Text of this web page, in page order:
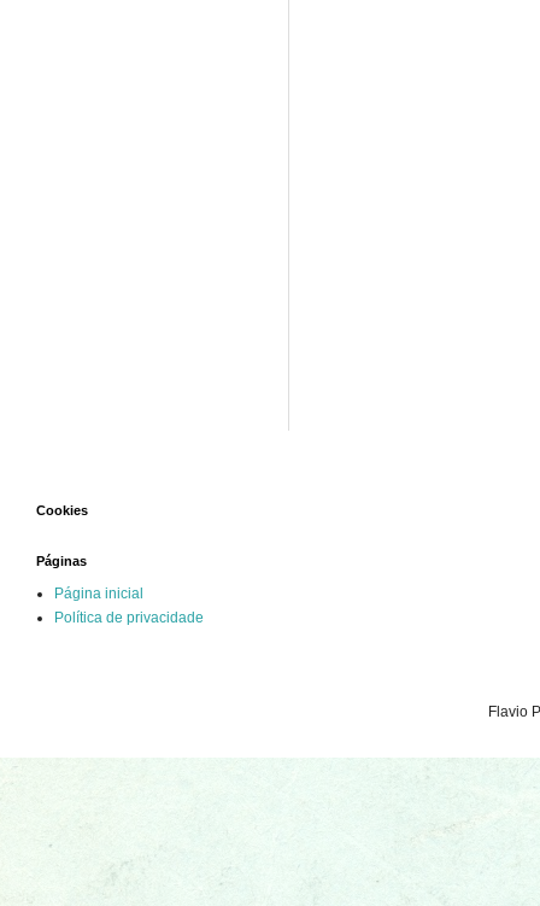
Cookies
Páginas
Página inicial
Política de privacidade
Flavio